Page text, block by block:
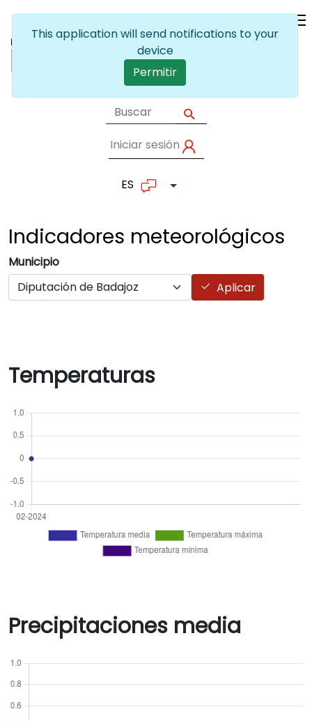
User account
Iniciar sesión
ES Lista adicional de
Indicadores meteorológicos
Municipio
Aplicar
Temperaturas
Precipitaciones media
This application will send notifications to your
device
Permitir